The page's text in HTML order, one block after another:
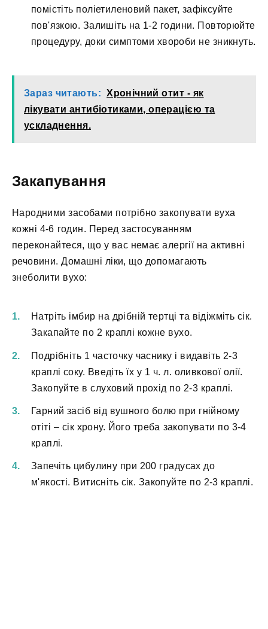
помістіть поліетиленовий пакет, зафіксуйте
пов'язкою. Залишіть на 1-2 години. Повторюйте
процедуру, доки симптоми хвороби не зникнуть.
Зараз читають: Хронічний отит - як
лікувати антибіотиками, операцією та
ускладнення.
Закапування
Народними засобами потрібно закопувати вуха
кожні 4-6 годин. Перед застосуванням
переконайтеся, що у вас немає алергії на активні
речовини. Домашні ліки, що допомагають
знеболити вухо:
Натріть імбир на дрібній тертці та відіжміть сік.
Закапайте по 2 краплі кожне вухо.
Подрібніть 1 часточку часнику і видавіть 2-3
краплі соку. Введіть їх у 1 ч. л. оливкової олії.
Закопуйте в слуховий прохід по 2-3 краплі.
Гарний засіб від вушного болю при гнійному
отіті – сік хрону. Його треба закопувати по 3-4
краплі.
Запечіть цибулину при 200 градусах до
м'якості. Витисніть сік. Закопуйте по 2-3 краплі.